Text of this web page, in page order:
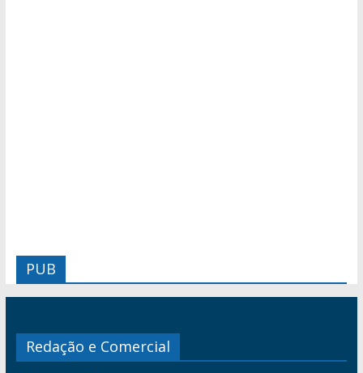
PUB
Redação e Comercial